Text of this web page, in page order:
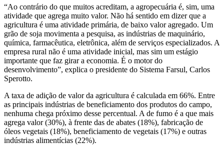
“Ao contrário do que muitos acreditam, a agropecuária é, sim, uma
atividade que agrega muito valor. Não há sentido em dizer que a
agricultura é uma atividade primária, de baixo valor agregado. Um
grão de soja movimenta a pesquisa, as indústrias de maquinário,
química, farmacêutica, eletrônica, além de serviços especializados. A
empresa rural não é uma atividade inicial, mas sim um estágio
importante que faz girar a economia. É o motor do
desenvolvimento”, explica o presidente do Sistema Farsul, Carlos
Sperotto.
A taxa de adição de valor da agricultura é calculada em 66%. Entre
as principais indústrias de beneficiamento dos produtos do campo,
nenhuma chega próximo desse percentual. A de fumo é a que mais
agrega valor (30%), à frente das de abates (18%), fabricação de
óleos vegetais (18%), beneficiamento de vegetais (17%) e outras
indústrias alimentícias (22%).